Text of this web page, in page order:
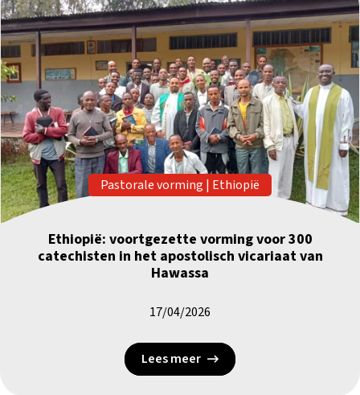
Pastorale vorming | Ethiopië
Ethiopië: voortgezette vorming voor 300
catechisten in het apostolisch vicariaat van
Hawassa
17/04/2026
Lees meer